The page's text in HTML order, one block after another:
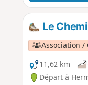
Le
Association /
11,62 km
Départ à